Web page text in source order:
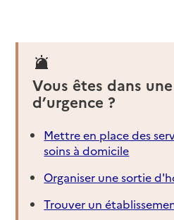
Vous êtes dans
d’urgence ?
Mettre en place des
soins à domicile
Organiser une sortie
Trouver un